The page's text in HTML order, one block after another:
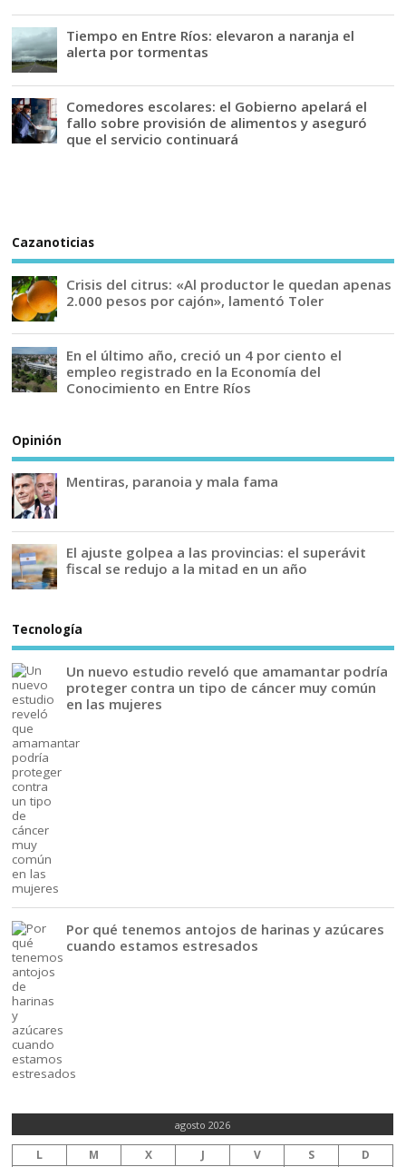
Tiempo en Entre Ríos: elevaron a naranja el
alerta por tormentas
Comedores escolares: el Gobierno apelará el
fallo sobre provisión de alimentos y aseguró
que el servicio continuará
Cazanoticias
Crisis del citrus: «Al productor le quedan apenas
2.000 pesos por cajón», lamentó Toler
En el último año, creció un 4 por ciento el
empleo registrado en la Economía del
Conocimiento en Entre Ríos
Opinión
Mentiras, paranoia y mala fama
El ajuste golpea a las provincias: el superávit
fiscal se redujo a la mitad en un año
Tecnología
Un nuevo estudio reveló que amamantar podría
proteger contra un tipo de cáncer muy común
en las mujeres
Por qué tenemos antojos de harinas y azúcares
cuando estamos estresados
agosto 2026
L M X J V S D